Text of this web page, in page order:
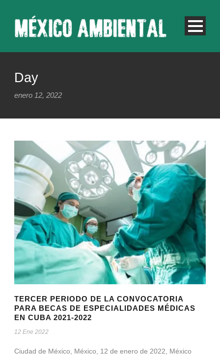
Day
enero 12, 2022
TERCER PERIODO DE LA CONVOCATORIA
PARA BECAS DE ESPECIALIDADES MÉDICAS
EN CUBA 2021-2022
12 Ene 2022
Ciudad de México, México, 12 de enero de 2022, México